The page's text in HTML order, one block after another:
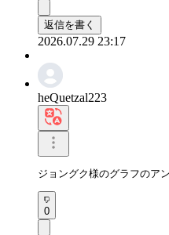
返信を書く
2026.07.29 23:17
heQuetzal223
ジョングク様のグラフのア
0